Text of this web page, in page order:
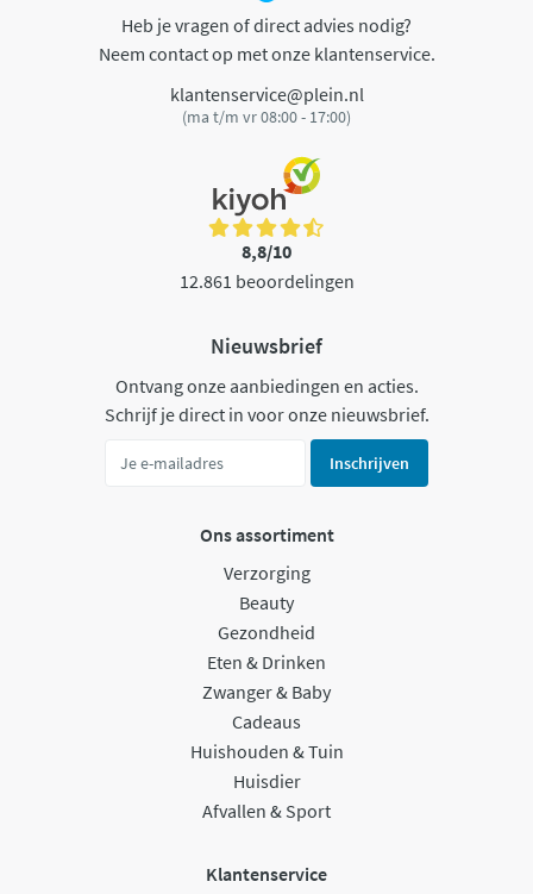
Heb je vragen of direct advies nodig?
Neem contact op met onze klantenservice.
klantenservice@plein.nl
(ma t/m vr 08:00 - 17:00)
8,8/10
12.861 beoordelingen
Nieuwsbrief
Ontvang onze aanbiedingen en acties.
Schrijf je direct in voor onze nieuwsbrief.
Inschrijven
Ons assortiment
Verzorging
Beauty
Gezondheid
Eten & Drinken
Zwanger & Baby
Cadeaus
Huishouden & Tuin
Huisdier
Afvallen & Sport
Klantenservice